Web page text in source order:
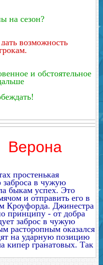
на сезон?
возможность
и обстоятельное
Верона
заброса в чужую
быкам успех. Это
и отправить его в
Кроуфорда. Джинестра
принципу - от добра
заброс в чужую
расторопным оказался
на ударную позицию
кипер гранатовых. Так